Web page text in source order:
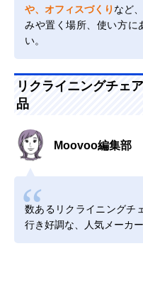
や、オフィスづくり など
みや置く場所、使い方に
い。
リクライニングチェ
品
Moovoo編集部
数あるリクライニングチ
行き好調な、人気メーカ